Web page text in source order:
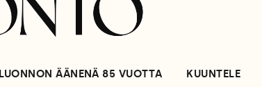
LUONNON ÄÄNENÄ 85 VUOTTA KUUNTELE